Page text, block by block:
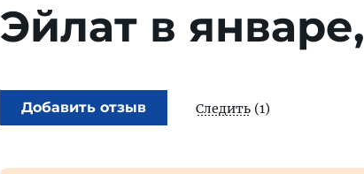
Эйлат в январе,
Добавить отзыв Следить (1)